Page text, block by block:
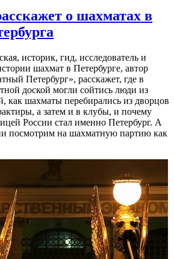
о шахматах в
историк, гид, исследователь и
шахмат в Петербурге, автор
Петербург», расскажет, где в
доской могли сойтись люди из
как шахматы перебирались из дворцов
а затем и в клубы, и почему
России стал именно Петербург. А
посмотрим на шахматную партию как